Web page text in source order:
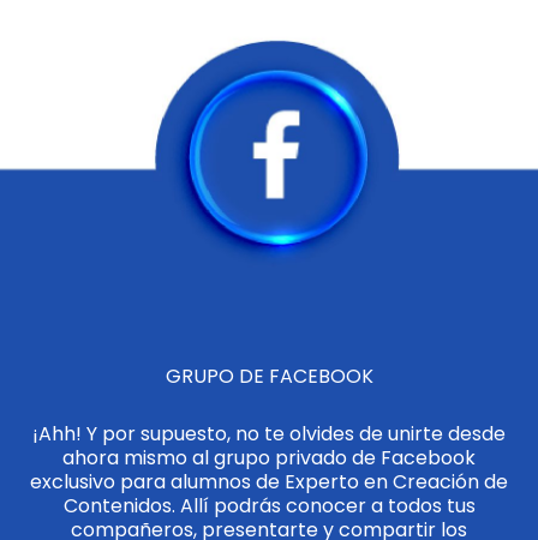
GRUPO DE FACEBOOK
¡Ahh! Y por supuesto, no te olvides de unirte desde
ahora mismo al grupo privado de Facebook
exclusivo para alumnos de Experto en Creación de
Contenidos. Allí podrás conocer a todos tus
compañeros, presentarte y compartir los